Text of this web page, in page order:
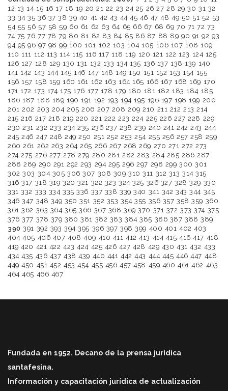
12 13 14 15 16 17 18 19 20 21 22 23 24 25 26 27 28 29 30 31 32
33 34 35 36 37 38 39 40 41 42 43 44 45 46 47 48 49 50 51 52 53
54 55 56 57 58 59 60 61 62 63 64 65 66 67 68 69 70 71 72 73
74 75 76 77 78 79 80 81 82 83 84 85 86 87 88 89 90 91 92 93
94 95 96 97 98 99 100 101 102 103 104 105 106 107 108 109
110 111 112 113 114 115 116 117 118 119 120 121 122 123 124 125
126 127 128 129 130 131 132 133 134 135 136 137 138 139 140
141 142 143 144 145 146 147 148 149 150 151 152 153 154 155
156 157 158 159 160 161 162 163 164 165 166 167 168 169 170
171 172 173 174 175 176 177 178 179 180 181 182 183 184 185
186 187 188 189 190 191 192 193 194 195 196 197 198 199 200
201 202 203 204 205 206 207 208 209 210 211 212 213 214
215 216 217 218 219 220 221 222 223 224 225 226 227 228 229
230 231 232 233 234 235 236 237 238 239 240 241 242 243 244
245 246 247 248 249 250 251 252 253 254 255 256 257 258 259
260 261 262 263 264 265 266 267 268 269 270 271 272 273
274 275 276 277 278 279 280 281 282 283 284 285 286 287
288 289 290 291 292 293 294 295 296 297 298 299 300 301
302 303 304 305 306 307 308 309 310 311 312 313 314 315
316 317 318 319 320 321 322 323 324 325 326 327 328 329 330
331 332 333 334 335 336 337 338 339 340 341 342 343 344 345
346 347 348 349 350 351 352 353 354 355 356 357 358 359 360
361 362 363 364 365 366 367 368 369 370 371 372 373 374 375
376 377 378 379 380 381 382 383 384 385 386 387 388 389
390 391 392 393 394 395 396 397 398 399 400 401 402 403
404 405 406 407 408 409 410 411 412 413 414 415 416 417 418
419 420 421 422 423 424 425 426 427 428 429 430 431 432 433
434 435 436 437 438 439 440 441 442 443 444 445 446 447 448
449 450 451 452 453 454 455 456 457 458 459 460 461 462 463
464 465 466 467
Fundada en 1952. Decano de la prensa jurídica
santafesina.
Información y capacitación jurídica de actualización